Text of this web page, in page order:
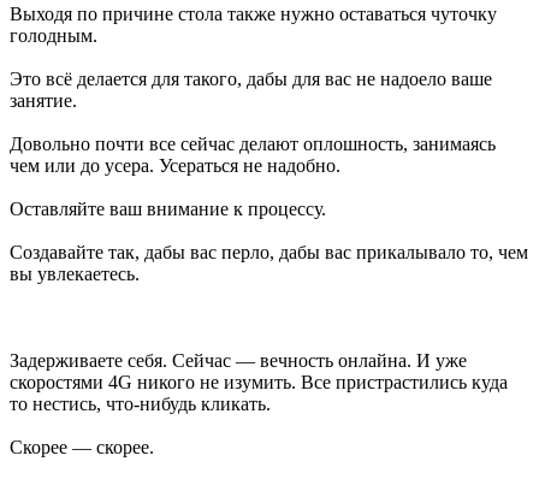
Выходя по причине стола также нужно оставаться чуточку
голодным.
Это всё делается для такого, дабы для вас не надоело ваше
занятие.
Довольно почти все сейчас делают оплошность, занимаясь
чем или до усера. Усераться не надобно.
Оставляйте ваш внимание к процессу.
Создавайте так, дабы вас перло, дабы вас прикалывало то, чем
вы увлекаетесь.
Задерживаете себя. Сейчас — вечность онлайна. И уже
скоростями 4G никого не изумить. Все пристрастились куда
то нестись, что-нибудь кликать.
Скорее — скорее.